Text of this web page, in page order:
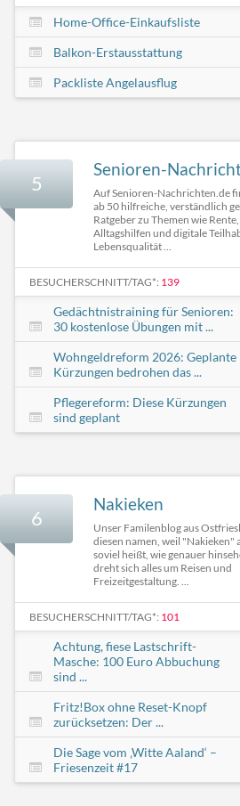
Home-Office-Einkaufsliste
Balkon-Erstausstattung
Packliste Angelausflug
5
Senioren-
Auf Senioren-Nachrichten.de
ab 50 hilfreiche, verständlich
Ratgeber zu Themen wie
Alltagshilfen und digitale
Lebensqualität ...
BESUCHERSCHNITT/TAG*: 139
Gedächtnistraining für Senioren:
30 kostenlose Übungen mit ...
Wohngeldreform 2026: Geplante
Kürzungen bedrohen das ...
Pflegereform: Diese Kürzungen
sind geplant
6
Nakieken
Unser Familenblog aus
diesen namen, weil "Nakieken"
soviel heißt, wie genauer
dreht sich alles um Reisen und
Freizeitgestaltung. ...
BESUCHERSCHNITT/TAG*: 101
Achtung, fiese Lastschrift-
Masche: 100 Euro Abbuchung
sind ...
Fritz!Box ohne Reset-Knopf
zurücksetzen: Der ...
Die Sage vom ‚Witte Aaland‘ –
Friesenzeit #17